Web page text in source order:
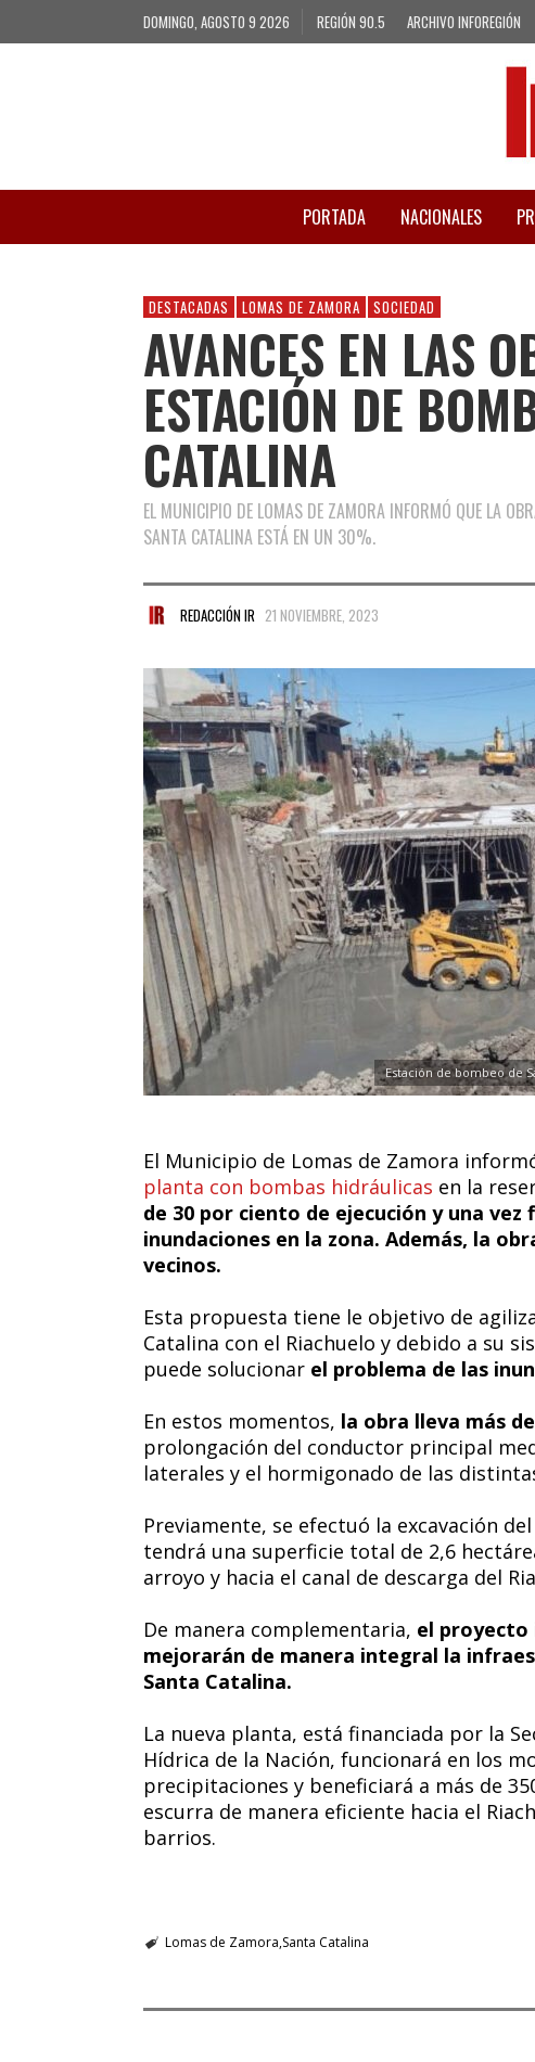
DOMINGO, AGOSTO 9 2026 REGIÓN 90.5 ARCHIVO INFOREGIÓN
PORTADA NACIONALES
DESTACADAS LOMAS DE ZAMORA SOCIEDAD
AVANCES EN LAS
ESTACIÓN DE
CATALINA
EL MUNICIPIO DE LOMAS DE ZAMORA INFORMÓ QUE LA
SANTA CATALINA ESTÁ EN UN 30%.
REDACCIÓN IR 21 NOVIEMBRE, 2023
Estación de bombeo de
El Municipio de Lomas de Zamora
planta con bombas hidráulicas en la
de 30 por ciento de ejecución y una vez
inundaciones en la zona. Además, la
vecinos.
Esta propuesta tiene le objetivo de
Catalina con el Riachuelo y debido a su
puede solucionar el problema de las
En estos momentos, la obra lleva más
prolongación del conductor principal
laterales y el hormigonado de las
Previamente, se efectuó la excavación
tendrá una superficie total de 2,6
arroyo y hacia el canal de descarga del
De manera complementaria, el proyecto
mejorarán de manera integral la
Santa Catalina.
La nueva planta, está financiada por la
Hídrica de la Nación, funcionará en los
precipitaciones y beneficiará a más de
escurra de manera eficiente hacia el
barrios.
Lomas de Zamora Santa Catalina